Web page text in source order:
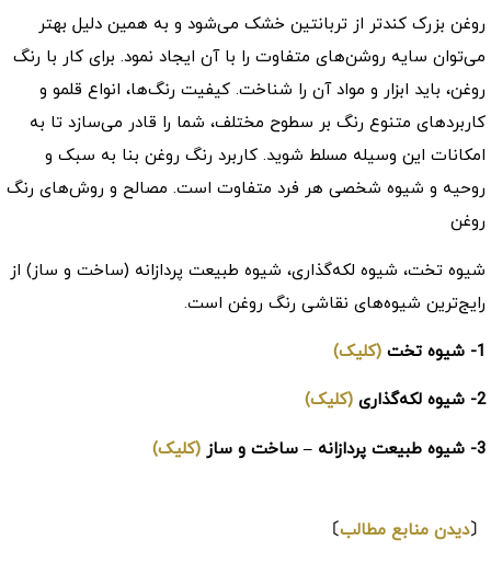
روغن بزرک کند‌تر از تربانتین خشک می‌شود و به همین دلیل بهتر
می‌توان سایه روشن‌های متفاوت را با آن ایجاد نمود. برای کار با رنگ
روغن، باید ابزار و مواد آن را شناخت. کیفیت رنگ‌ها، انواع قلمو و
کاربرد‌های متنوع رنگ بر سطوح مختلف، شما را قادر می‌سازد تا به
امکانات این وسیله مسلط شوید. کاربرد رنگ روغن بنا به سبک و
روحیه و شیوه شخصی هر فرد متفاوت است. مصالح و روش‌های رنگ
روغن
شیوه تخت، شیوه لکه‌گذاری، شیوه طبیعت پردازانه (ساخت و ساز) از
رایج‌ترین شیوه‌های نقاشی رنگ روغن است.
1- شیوه تخت (کلیک)
2- شیوه لکه‌گذاری (کلیک)
3- شیوه طبیعت پردازانه – ساخت و ساز (کلیک)
〔دیدن منابع مطالب〕